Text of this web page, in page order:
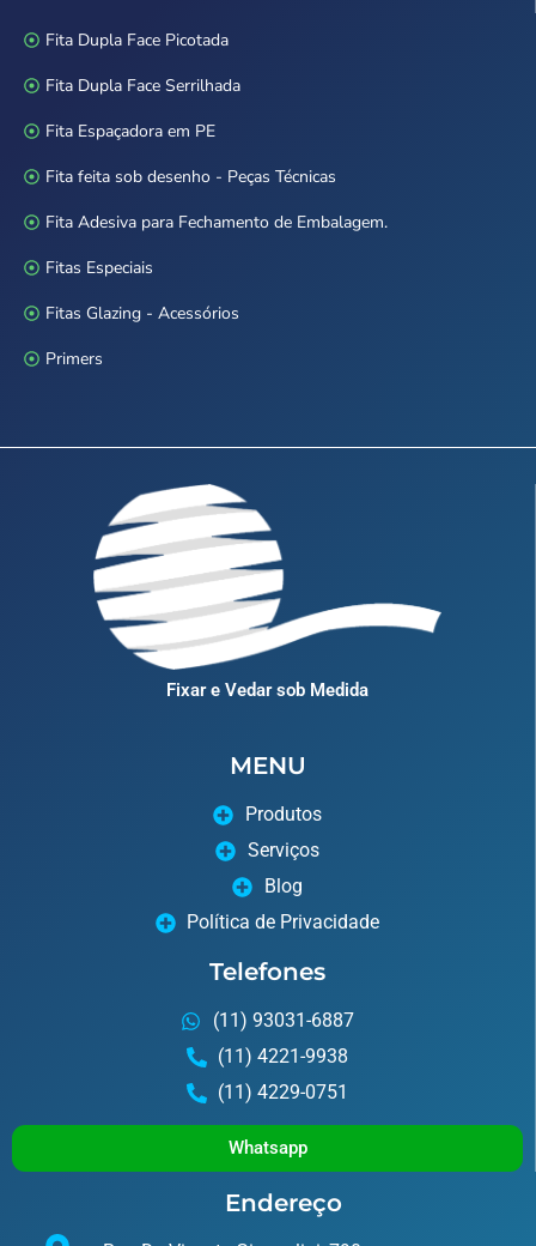
Fita Dupla Face Picotada
Fita Dupla Face Serrilhada
Fita Espaçadora em PE
Fita feita sob desenho - Peças Técnicas
Fita Adesiva para Fechamento de Embalagem.
Fitas Especiais
Fitas Glazing - Acessórios
Primers
Fixar e Vedar sob Medida
MENU
Produtos
Serviços
Blog
Política de Privacidade
Telefones
(11) 93031-6887
(11) 4221-9938
(11) 4229-0751
Whatsapp
Endereço